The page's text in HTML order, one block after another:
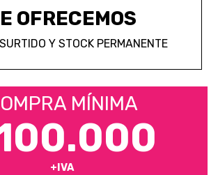
OFRECEMOS
Y STOCK PERMANENTE
MÍNIMA
+IVA